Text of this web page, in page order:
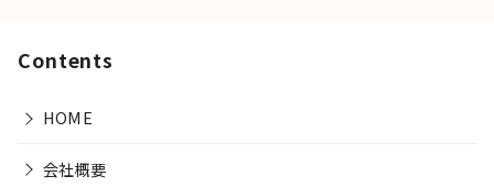
Contents
HOME
会社概要